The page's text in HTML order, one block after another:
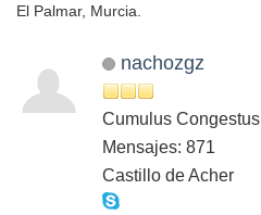
El Palmar, Murcia.
nachozgz
Cumulus Congestus
Mensajes: 871
Castillo de Acher